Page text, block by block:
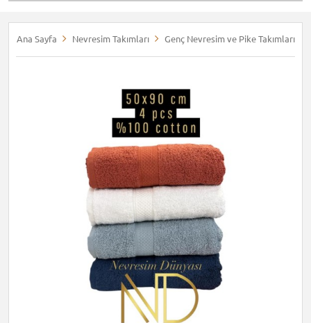
Ana Sayfa Nevresim Takımları Genç Nevresim ve Pike Takımları